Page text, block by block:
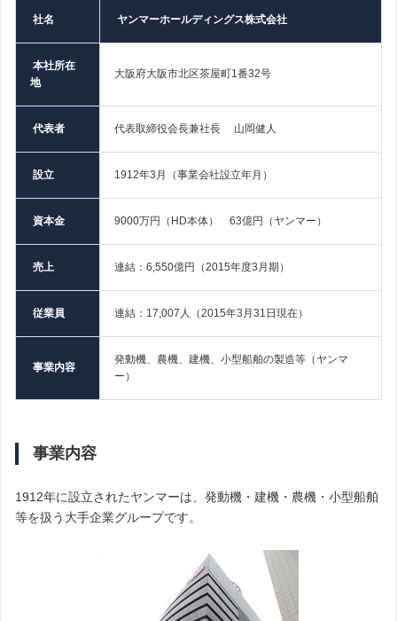
社名 ヤンマーホールディングス株式会社
本社所在
地
大阪府大阪市北区茶屋町1番32号
代表者 代表取締役会長兼社長 山岡健人
設立 1912年3月（事業会社設立年月）
資本金 9000万円（HD本体） 63億円（ヤンマー）
売上 連結：6,550億円（2015年度3月期）
従業員 連結：17,007人（2015年3月31日現在）
事業内容
発動機、農機、建機、小型船舶の製造等（ヤンマ
ー）
事業内容
1912年に設立されたヤンマーは、発動機・建機・農機・小型船舶
等を扱う大手企業グループです。